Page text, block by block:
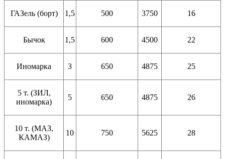
ГАЗель (борт) 1,5 500 3750 16
Бычок 1,5 600 4500 22
Иномарка 3 650 4875 25
5 т. (ЗИЛ,
иномарка)
5 650 4875 26
10 т. (МАЗ,
КАМАЗ)
10 750 5625 28